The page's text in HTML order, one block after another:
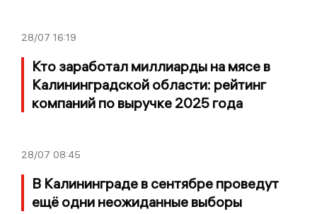
28/07 16:19
Кто заработал миллиарды на мясе в
Калининградской области: рейтинг
компаний по выручке 2025 года
28/07 08:45
В Калининграде в сентябре проведут
ещё одни неожиданные выборы